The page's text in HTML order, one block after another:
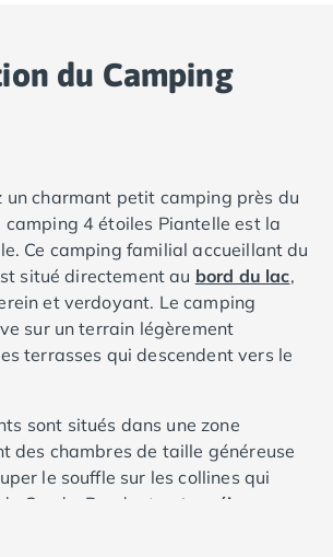
le-Guildo
du Camping
un charmant petit camping près du
camping 4 étoiles Piantelle est la
Ce camping familial accueillant du
situé directement au bord du lac,
et verdoyant. Le camping
sur un terrain légèrement
terrasses qui descendent vers le
sont situés dans une zone
des chambres de taille généreuse
le souffle sur les collines qui
Garde. Pendant
votre séjour au